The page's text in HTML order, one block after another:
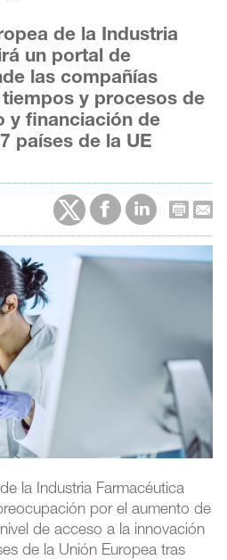
de la Industria
un portal de
las compañías
y procesos de
y financiación de
países de la UE
la Industria Farmacéutica
por el aumento de
de acceso a la innovación
de la Unión Europea tras